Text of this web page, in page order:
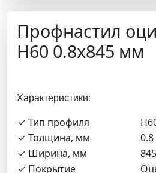
Профнастил
Н60 0.8х845 мм
Характеристики:
✓ Тип профиля
✓ Толщина, мм
0.8
✓ Ширина, мм
845
✓ Покрытие